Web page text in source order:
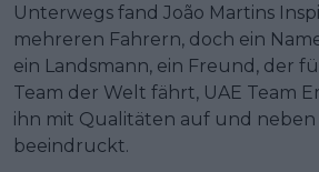
Unterwegs fand João Martins
mehreren Fahrern, doch ein
ein Landsmann, ein Freund, der
Team der Welt fährt, UAE Team
ihn mit Qualitäten auf und neben
beeindruckt.